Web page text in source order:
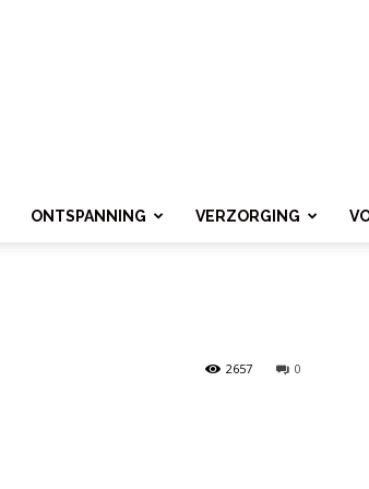
ONTSPANNING VERZORGING
0
2657